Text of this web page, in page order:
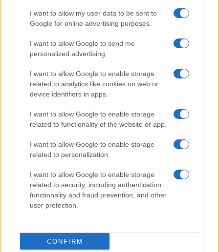
I want to allow my user data to be sent to
Google for online advertising purposes.
I want to allow Google to send me
personalized advertising.
I want to allow Google to enable storage
related to analytics like cookies on web or
device identifiers in apps.
I want to allow Google to enable storage
related to functionality of the website or app.
I want to allow Google to enable storage
related to personalization.
I want to allow Google to enable storage
related to security, including authentication
functionality and fraud prevention, and other
user protection.
CONFIRM
Continua a leggere
LIFESTYLE
Esplorare il Giardino delle Meraviglie: piante
straordinarie e lezioni di vita
Cristian Castiglioni · 6 Ago 2026